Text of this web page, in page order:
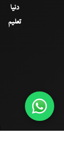
دنیا
تعلیم